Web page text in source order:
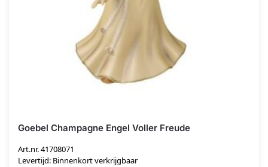
Goebel Champagne Engel Voller Freude
Art.nr. 41708071
Levertijd: Binnenkort verkrijgbaar